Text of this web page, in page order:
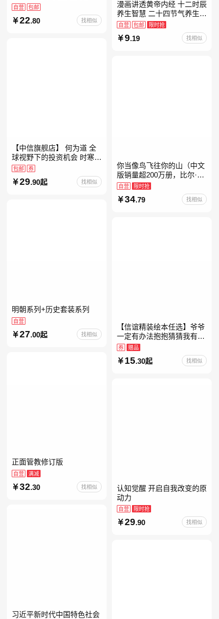
咨询入门书，知名心理学家
自营 包邮
22.80 找相似
漫画讲透黄帝内经 十二时辰
养生智慧 二十四节气养生智
慧 中医八大名著之一养生图
解 皇帝内经漫画版原版
自营 包邮 限时抢
9.19 找相似
【中信旗舰店】 何为道 全
球视野下的投资机会 时寒冰
大道 段永平投资问答录穷查
理宝典 红利指数基金指南芒
格之道 纳瓦尔
包邮 券
29.90起 找相似
你当像鸟飞往你的山（中文
版销量超200万册，比尔·盖
茨年度特别推荐！登顶《纽
约时报》畅销榜80+周，这
本书比你听说的还要
自营 限时抢
34.79 找相似
明朝系列+历史套装系列
自营
27.00起 找相似
【信谊精装绘本任选】爷爷
一定有办法抱抱猜猜我有多
爱你妈妈买绿豆我的情绪小
怪兽青蛙和蟾蜍好饿的毛毛
虫儿童故事书阅读精装绘本
券 赠品
15.30起 找相似
正面管教修订版
自营 满减
32.30 找相似
认知觉醒 开启自我改变的原
动力
自营 限时抢
29.90 找相似
习近平新时代中国特色社会